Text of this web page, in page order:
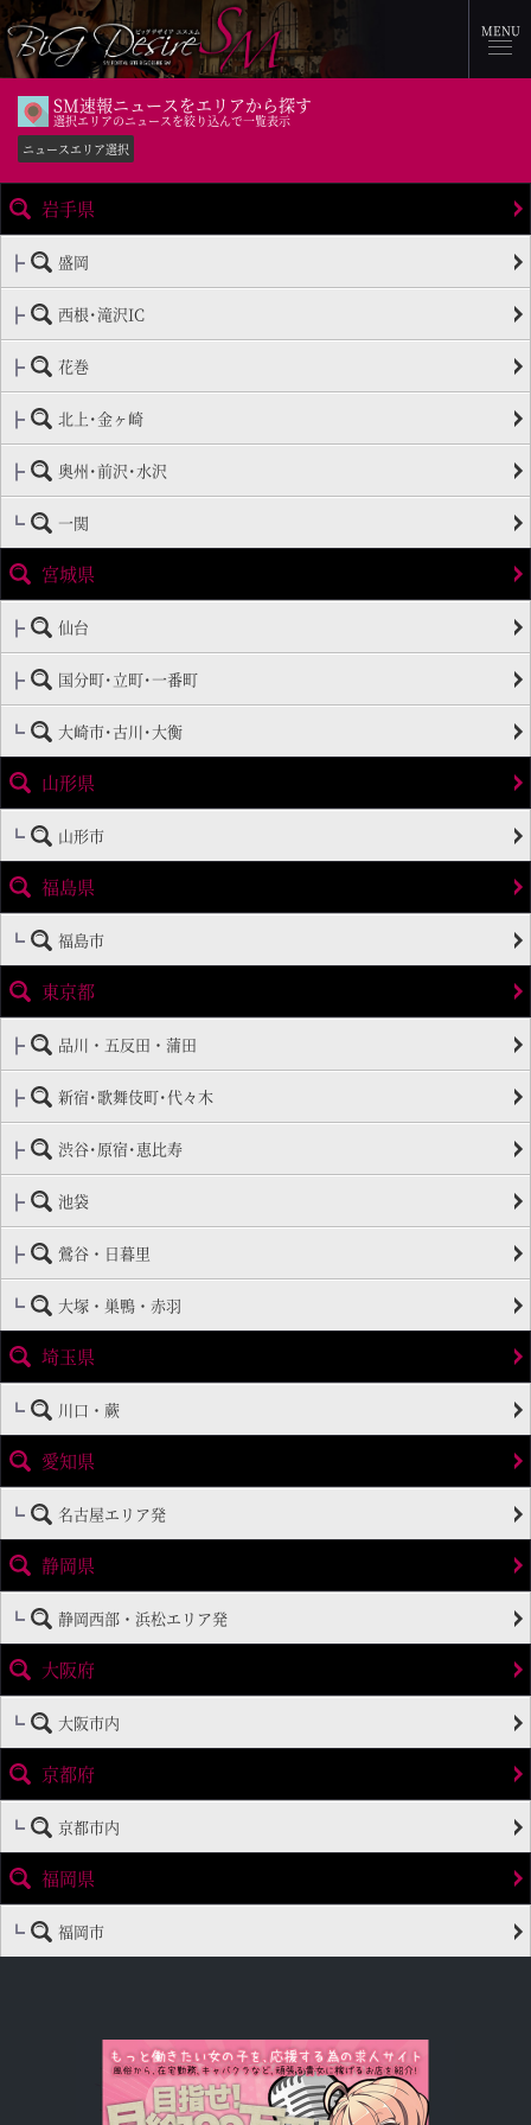
MENU
SM速報ニュースをエリアから探す
選択エリアのニュースを絞り込んで一覧表示
ニュースエリア選択
岩手県
盛岡
西根･滝沢IC
花巻
北上･金ヶ崎
奥州･前沢･水沢
一関
宮城県
仙台
国分町･立町･一番町
大崎市･古川･大衡
山形県
山形市
福島県
福島市
東京都
品川・五反田・蒲田
新宿･歌舞伎町･代々木
渋谷･原宿･恵比寿
池袋
鶯谷・日暮里
大塚・巣鴨・赤羽
埼玉県
川口・蕨
愛知県
名古屋エリア発
静岡県
静岡西部・浜松エリア発
大阪府
大阪市内
京都府
京都市内
福岡県
福岡市